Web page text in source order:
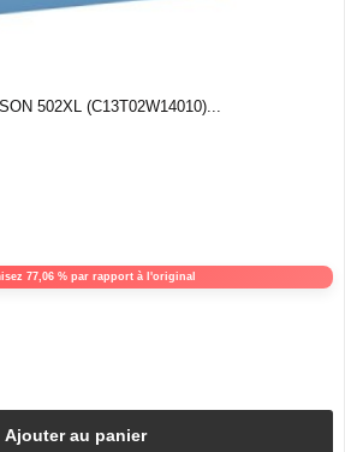
502XL (C13T02W14010)...
77,06 % par rapport à l'original
Ajouter au panier